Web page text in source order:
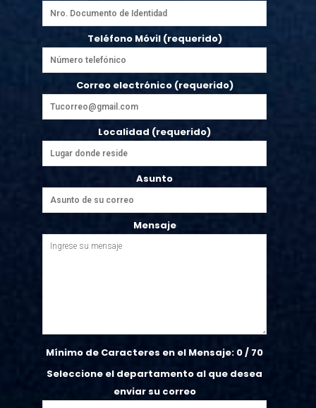
Teléfono Móvil (requerido)
Correo electrónico (requerido)
Localidad (requerido)
Asunto
Mensaje
Mínimo de Caracteres en el Mensaje: 0/ 70
Seleccione el departamento al que desea
enviar su correo